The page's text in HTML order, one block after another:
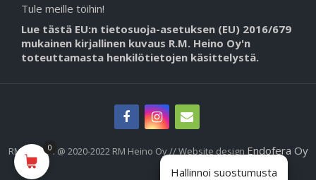
Tule meille töihin!
Lue tästä EU:n tietosuoja-asetuksen (EU) 2016/679
mukainen kirjallinen kuvaus R.M. Heino Oy'n
toteuttamasta henkilötietojen käsittelystä.
RMHeino.fi @ 2020-2022 RM Heino Oy // Website design Endofera Oy
Hallinnoi suostumusta
0